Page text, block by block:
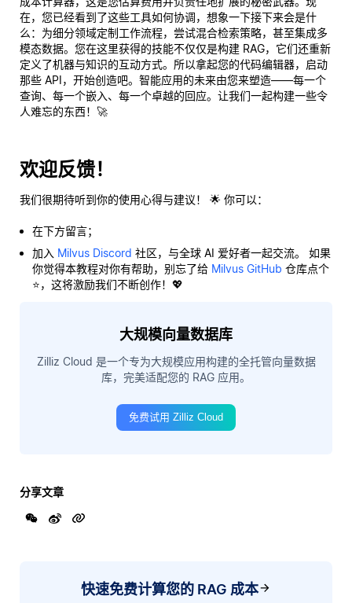
在，您已经看到了这些工具如何协调，想象一下接下来会是什
么：为细分领域定制工作流程，尝试混合检索策略，甚至集成多
模态数据。您在这里获得的技能不仅仅是构建 RAG，它们还重新
定义了机器与知识的互动方式。所以拿起您的代码编辑器，启动
那些 API，开始创造吧。智能应用的未来由您来塑造——每一个
查询、每一个嵌入、每一个卓越的回应。让我们一起构建一些令
人难忘的东西！🚀
欢迎反馈！
我们很期待听到你的使用心得与建议！ 🌟 你可以：
在下方留言；
加入 Milvus Discord 社区，与全球 AI 爱好者一起交流。 如果
你觉得本教程对你有帮助，别忘了给 Milvus GitHub 仓库点个
⭐，这将激励我们不断创作！💖
大规模向量数据库
Zilliz Cloud 是一个专为大规模应用构建的全托管向量数据
库，完美适配您的 RAG 应用。
免费试用 Zilliz Cloud
分享文章
快速免费计算您的 RAG 成本